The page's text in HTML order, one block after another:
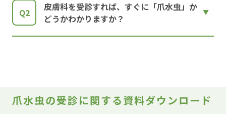
Q2
皮膚科を受診すれば、すぐに「爪水虫」か
どうかわかりますか？
爪水虫の受診に関する資料ダウンロード